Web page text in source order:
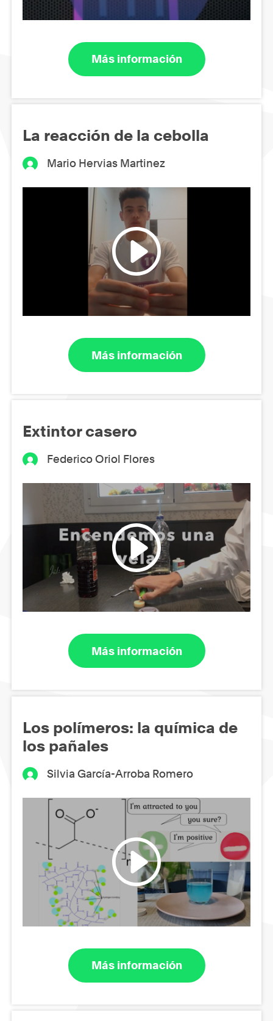
Más información
La reacción de la cebolla
Mario Hervias Martinez
Más información
Extintor casero
Federico Oriol Flores
Más información
Los polímeros: la química de
los pañales
Silvia García-Arroba Romero
Más información